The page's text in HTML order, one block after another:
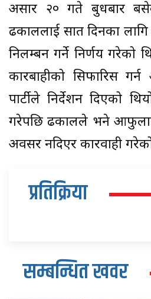
असार २० गते बुधबार
ढकाललाई सात दिनका लागि
निलम्बन गर्ने निर्णय गरेको
कारबाहीको सिफारिस
पार्टीले निर्देशन दिएको
गरेपछि ढकालले भने
अवसर नदिएर कारवाही
प्रतिक्रिया
सम्बन्धित खवर